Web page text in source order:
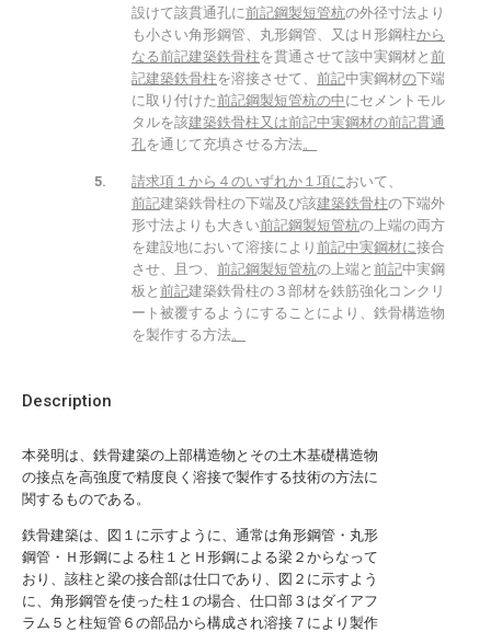
Description
本発明は、鉄骨建築の上部構造物とその土木基礎構造物
の接点を高強度で精度良く溶接で製作する技術の方法に
関するものである。
鉄骨建築は、図１に示すように、通常は角形鋼管・丸形
鋼管・Ｈ形鋼による柱１とＨ形鋼による梁２からなって
おり、該柱と梁の接合部は仕口であり、図２に示すよう
に、角形鋼管を使った柱１の場合、仕口部３はダイアフ
ラム５と柱短管６の部品から構成され溶接７により製作
設けて該貫通孔に前記鋼製短管杭の外径寸法より
も小さい角形鋼管、丸形鋼管、又はＨ形鋼柱から
なる前記建築鉄骨柱を貫通させて該中実鋼材と 前
記建築鉄骨柱を溶接させて、 前記中実鋼材の下端
に取り付けた前記鋼製短管杭の中にセメントモル
タルを該建築鉄骨柱又は前記中実鋼材の前記貫通
孔を通じて充填させる方法。
請求項１から４のいずれか１項において、
前記建築鉄骨柱の下端及び該建築鉄骨柱の下端外
形寸法よりも大きい前記鋼製短管杭の上端の両方
を建設地において溶接により 前記中実鋼材に接合
させ、且つ、 前記鋼製短管杭の上端と 前記中実鋼
板と 前記建築鉄骨柱の３部材を鉄筋強化コンクリ
ート被覆するようにすることにより、鉄骨構造物
を製作する方法。